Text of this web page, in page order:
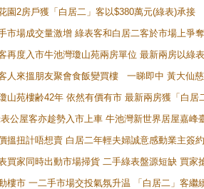
園2房戶獲「白居二」客以$380萬元(綠表)承接
市場成交量激增 綠表客和白居二客於市場上
再度入市牛池灣瓊山苑兩房單位 最新兩房以綠
人來搵朋友聚會食飯變買樓 一睇即中 黃大仙
山苑樓齢42年 依然有價有市 最新兩房獲「白居
公屋客亦趁勢入市上車 牛池灣新世界居屋嘉峰
搵扭計唔想賣 白居二年輕夫婦誠意感動業主簽
買家同時出動市場掃貨 二手綠表盤源短缺 買
樓市 一二手市場交投氣氛升温 「白居二」客